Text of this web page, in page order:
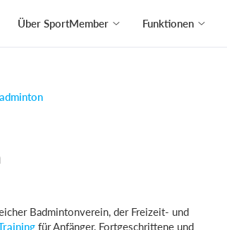
Über SportMember Funktionen
Badmintonverein, der Freizeit- und
für Anfänger, Fortgeschrittene und